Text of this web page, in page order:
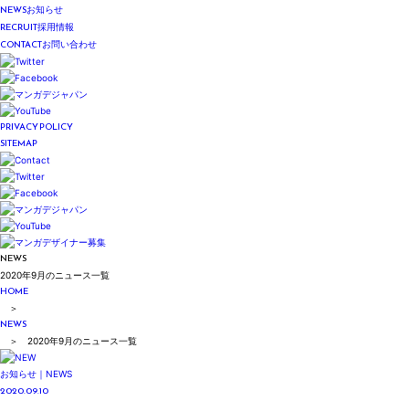
NEWSお知らせ
RECRUIT採用情報
CONTACTお問い合わせ
PRIVACY POLICY
SITEMAP
NEWS
2020年9月のニュース一覧
HOME
＞
NEWS
＞ 2020年9月のニュース一覧
お知らせ｜NEWS
2020.09.10